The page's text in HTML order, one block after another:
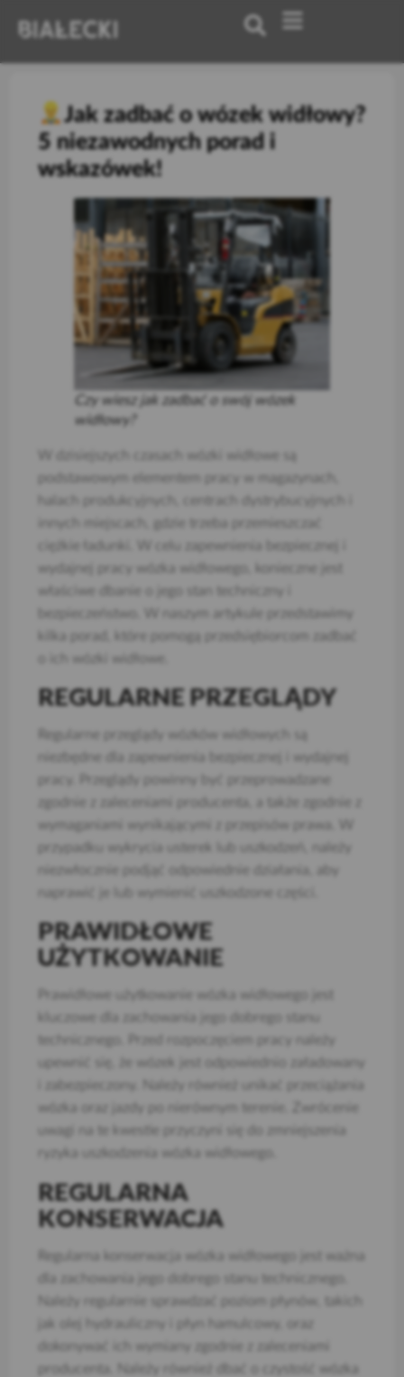
Jak zadbać o wózek widłowy?
5 niezawodnych porad i
wskazówek!
Czy wiesz jak zadbać o swój wózek
widłowy?
W dzisiejszych czasach wózki widłowe są
podstawowym elementem pracy w magazynach,
halach produkcyjnych, centrach dystrybucyjnych i
innych miejscach, gdzie trzeba przemieszczać
ciężkie ładunki. W celu zapewnienia bezpiecznej i
wydajnej pracy wózka widłowego, konieczne jest
właściwe dbanie o jego stan techniczny i
bezpieczeństwo. W naszym artykule przedstawimy
kilka porad, które pomogą przedsiębiorcom zadbać
o ich wózki widłowe.
REGULARNE PRZEGLĄDY
Regularne przeglądy wózków widłowych są
niezbędne dla zapewnienia bezpiecznej i wydajnej
pracy. Przeglądy powinny być przeprowadzane
wymaganiami wynikającymi z przepisów prawa. W
przypadku wykrycia usterek lub uszkodzeń, należy
niezwłocznie podjąć odpowiednie działania, aby
naprawić je lub wymienić uszkodzone części.
PRAWIDŁOWE
UŻYTKOWANIE
Prawidłowe użytkowanie wózka widłowego jest
kluczowe dla zachowania jego dobrego stanu
technicznego. Przed rozpoczęciem pracy należy
upewnić się, że wózek jest odpowiednio załadowany
i zabezpieczony. Należy również unikać przeciążania
wózka oraz jazdy po nierównym terenie. Zwrócenie
uwagi na te kwestie przyczyni się do zmniejszenia
ryzyka uszkodzenia wózka widłowego.
REGULARNA
KONSERWACJA
Regularna konserwacja wózka widłowego jest ważna
dla zachowania jego dobrego stanu technicznego.
Należy regularnie sprawdzać poziom płynów, takich
jak olej hydrauliczny i płyn hamulcowy, oraz
dokonywać ich wymiany zgodnie z zaleceniami
producenta. Należy również dbać o czystość wózka